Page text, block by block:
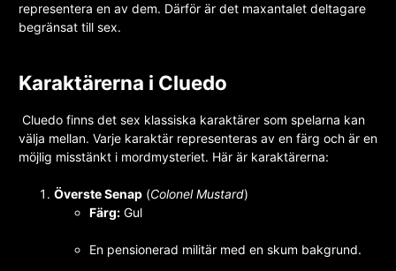
representera en av dem. Därför är det maxantalet deltagare
begränsat till sex.
Karaktärerna i Cluedo
Cluedo finns det sex klassiska karaktärer som spelarna kan
välja mellan. Varje karaktär representeras av en färg och är en
möjlig misstänkt i mordmysteriet. Här är karaktärerna:
Överste Senap (Colonel Mustard)
Färg: Gul
En pensionerad militär med en skum bakgrund.